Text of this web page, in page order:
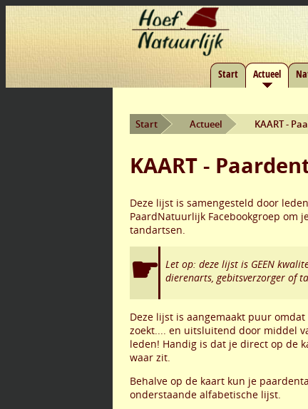
Start Actueel
Start Actueel KAART -
KAART -
Deze lijst is samengesteld door
PaardNatuurlijk Facebookgroep om
tandartsen.
Let op: deze lijst is GEEN
dierenarts, gebitsverzorger of
Deze lijst is aangemaakt puur
zoekt.... en uitsluitend door middel
leden! Handig is dat je direct op de
waar zit.
Behalve op de kaart kun je
onderstaande alfabetische lijst.